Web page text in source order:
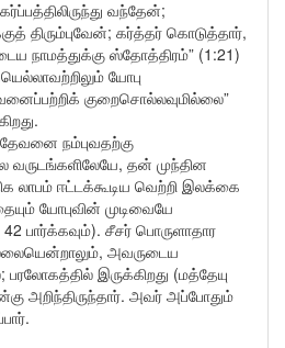
வந்தேன்;
திரும்புவேன்; கர்த்தர் கொடுத்தார்,
நாமத்துக்கு ஸ்தோத்திரம்” (1:21)
யோபு
குறைசொல்லவுமில்லை”
நம்புவதற்கு
வருடங்களிலேயே, தன் முந்தின
லாபம் ஈட்டக்கூடிய வெற்றி இலக்கை
யோபுவின் முடிவையே
42 பார்க்கவும்). சீசர் பொருளாதார
அவருடைய
இருக்கிறது (மத்தேயு
அறிந்திருந்தார். அவர் அப்போதும்